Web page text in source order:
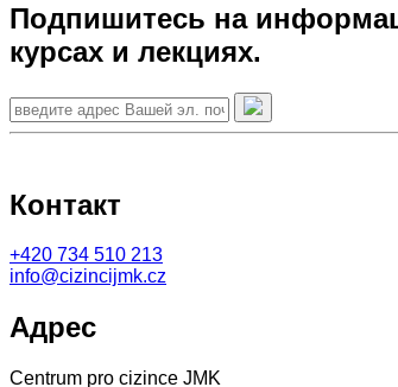
Подпишитесь на
курсах и лекциях.
Контакт
+420 734 510 213
info@cizincijmk.cz
Адрес
Centrum pro cizince JMK